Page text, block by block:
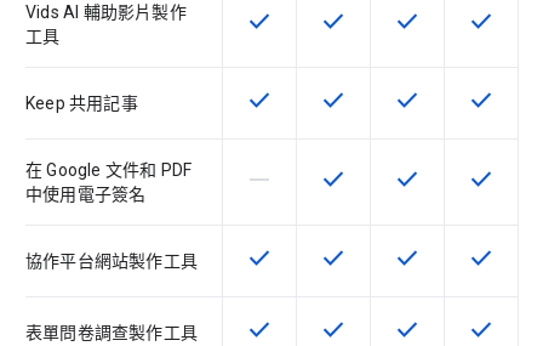
Vids AI 輔助影片製作
工具
這項功能適用於該 SKU
check 這項功能適用於該 SKU
check 這項功能適用於
check 這項功
check
Keep 共用記事 這項功能適用於該 SKU
check 這項功能適用於該 SKU
check 這項功能適用於
check 這項功
check
在 Google 文件和 PDF
中使用電子簽名
這個 SKU 不支援這項功能
horizontal_rule 這項功能適用於該 SKU
check 這項功能適用於
check 這項功
check
協作平台網站製作工具 這項功能適用於該 SKU
check 這項功能適用於該 SKU
check 這項功能適用於
check 這項功
check
表單問卷調查製作工具 這項功能適用於該 SKU
check 這項功能適用於該 SKU
check 這項功能適用於
check 這項功
check